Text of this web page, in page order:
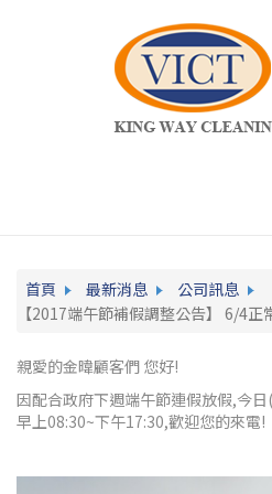
首頁 最新消息
公司訊息
【2017端午節補假調整公告】 6/4正
親愛的金暐顧客們 您好!
因配合政府下週端午節連假放假,今
早上08:30~下午17:30,歡迎您的來電!